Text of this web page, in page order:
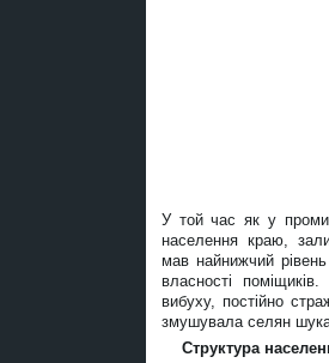
У той час як у
населення краю,
мав найнижчий
власності
вибуху, постійно
змушувала селян
Структура